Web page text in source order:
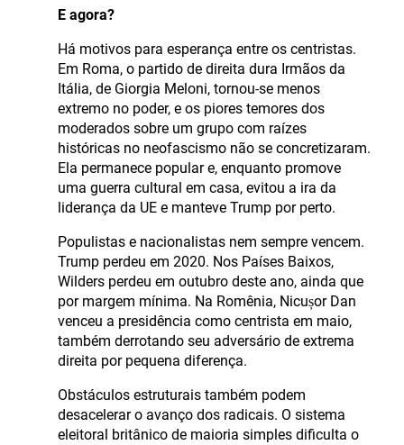
E agora?
Há motivos para esperança entre os centristas.
Em Roma, o partido de direita dura Irmãos da
Itália, de Giorgia Meloni, tornou-se menos
extremo no poder, e os piores temores dos
moderados sobre um grupo com raízes
históricas no neofascismo não se concretizaram.
Ela permanece popular e, enquanto promove
uma guerra cultural em casa, evitou a ira da
liderança da UE e manteve Trump por perto.
Populistas e nacionalistas nem sempre vencem.
Trump perdeu em 2020. Nos Países Baixos,
Wilders perdeu em outubro deste ano, ainda que
por margem mínima. Na Romênia, Nicușor Dan
venceu a presidência como centrista em maio,
também derrotando seu adversário de extrema
direita por pequena diferença.
Obstáculos estruturais também podem
desacelerar o avanço dos radicais. O sistema
eleitoral britânico de maioria simples dificulta o